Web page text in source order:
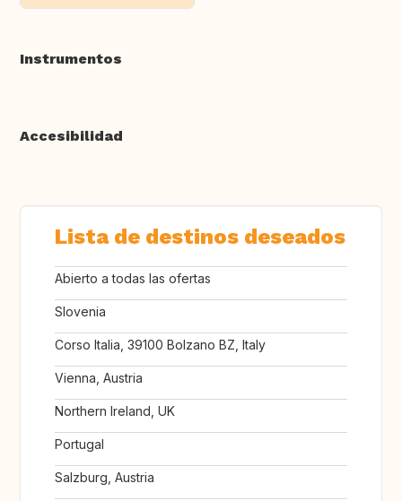
Instrumentos
Accesibilidad
Lista de destinos deseados
Abierto a todas las ofertas
Slovenia
Corso Italia, 39100 Bolzano BZ, Italy
Vienna, Austria
Northern Ireland, UK
Portugal
Salzburg, Austria